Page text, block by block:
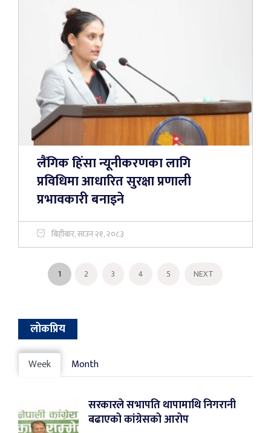
लैंगिक हिंसा न्यूनीकरणका लागि
प्रविधिमा आधारित सुरक्षा प्रणाली
प्रभावकारी बनाइने
बिहीबार, साउन २१, २०८३
1 2 3 4 5 NEXT
लोकप्रिय
Week Month
सरकारले सभापति थापामाथि निगरानी
बढाएको कांग्रेसको आरोप